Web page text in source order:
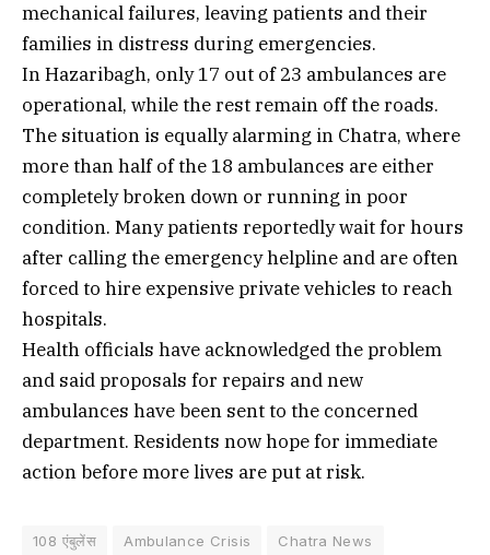
mechanical failures, leaving patients and their
families in distress during emergencies.
In Hazaribagh, only 17 out of 23 ambulances are
operational, while the rest remain off the roads.
The situation is equally alarming in Chatra, where
more than half of the 18 ambulances are either
completely broken down or running in poor
condition. Many patients reportedly wait for hours
after calling the emergency helpline and are often
forced to hire expensive private vehicles to reach
hospitals.
Health officials have acknowledged the problem
and said proposals for repairs and new
ambulances have been sent to the concerned
department. Residents now hope for immediate
action before more lives are put at risk.
108 एंबुलेंस Ambulance Crisis
Chatra News